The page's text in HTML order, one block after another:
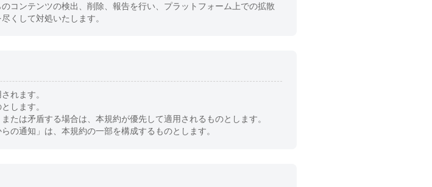
コンテンツの検出、削除、報告を行い、プラットフォーム上での拡散
くして対処いたします。
れます。
します。
たは矛盾する場合は、本規約が優先して適用されるものとします。
の通知」は、本規約の一部を構成するものとします。